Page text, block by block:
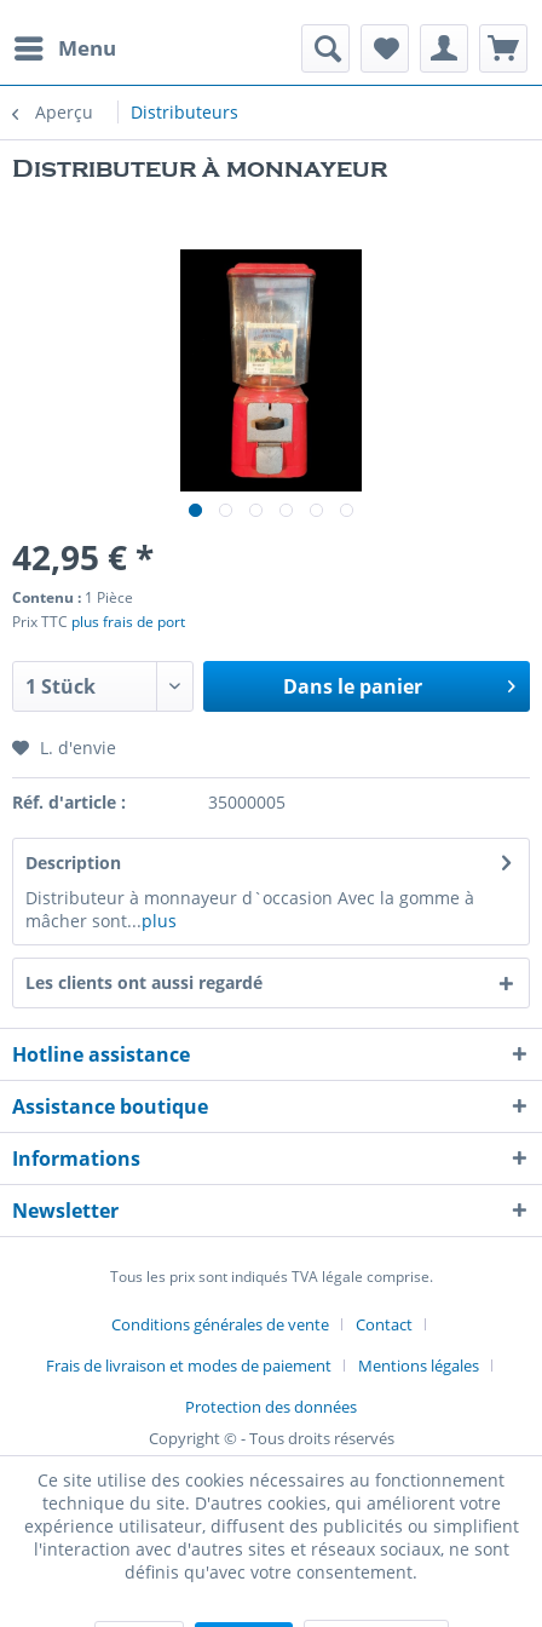
Menu
Aperçu Distributeurs
Distributeur à monnayeur
42,95 € *
Contenu : 1 Pièce
Prix TTC plus frais de port
Dans le panier
L. d'envie
Réf. d'article : 35000005
Description
Distributeur à monnayeur d`occasion Avec la gomme à
mâcher sont...plus
Les clients ont aussi regardé
Hotline assistance
Assistance boutique
Informations
Newsletter
Tous les prix sont indiqués TVA légale comprise.
Conditions générales de vente
Contact
Frais de livraison et modes de paiement
Mentions légales
Protection des données
Copyright © - Tous droits réservés
Ce site utilise des cookies nécessaires au fonctionnement
technique du site. D'autres cookies, qui améliorent votre
expérience utilisateur, diffusent des publicités ou simplifient
l'interaction avec d'autres sites et réseaux sociaux, ne sont
définis qu'avec votre consentement.